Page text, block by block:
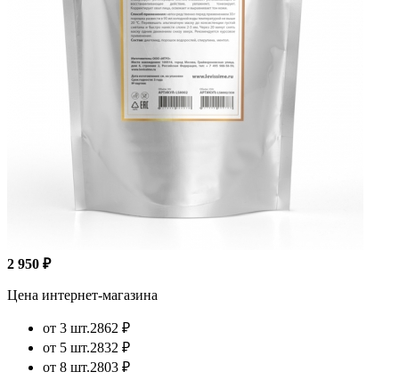
2 950 ₽
Цена интернет-магазина
от 3 шт.2862 ₽
от 5 шт.2832 ₽
от 8 шт.2803 ₽